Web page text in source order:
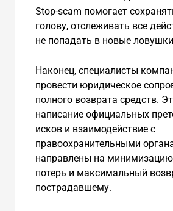
Stop-scam помогает
голову, отслеживать все
не попадать в новые
Наконец, специалисты
провести юридическое
полного возврата средств.
написание официальных
исков и взаимодействие с
правоохранительными
направлены на
потерь и максимальный
пострадавшему.